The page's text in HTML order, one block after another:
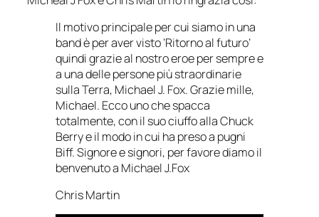
Il motivo principale per cui siamo in una
band è per aver visto ‘Ritorno al futuro’
quindi grazie al nostro eroe per sempre e
a una delle persone più straordinarie
sulla Terra, Michael J. Fox. Grazie mille,
Michael. Ecco uno che spacca
totalmente, con il suo ciuffo alla Chuck
Berry e il modo in cui ha preso a pugni
Biff. Signore e signori, per favore diamo il
benvenuto a Michael J.Fox
Chris Martin